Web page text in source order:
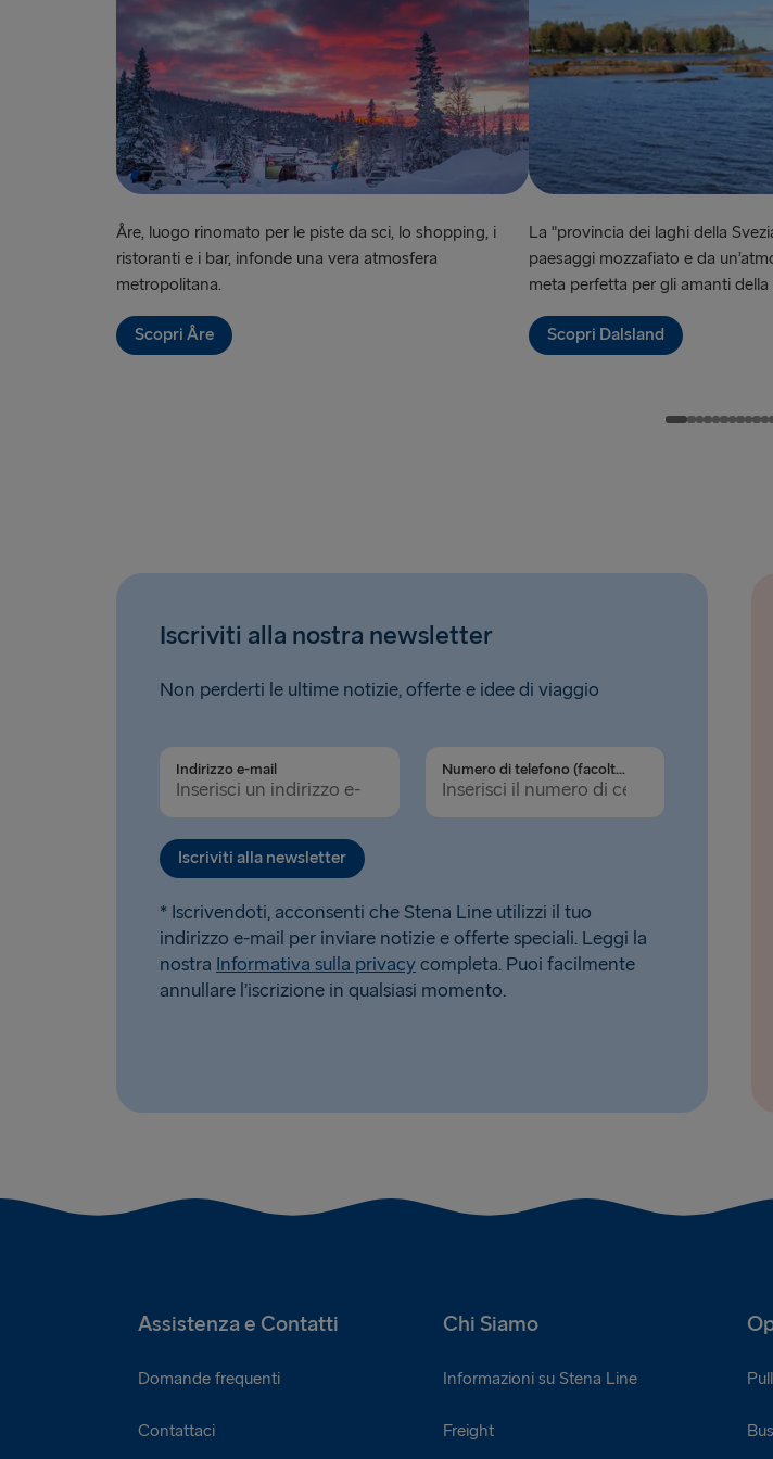
Åre, luogo rinomato per le piste da sci, lo shopping, i
ristoranti e i bar, infonde una vera atmosfera
metropolitana.
Scopri Åre
La "provincia dei laghi della
paesaggi mozzafiato e da
meta perfetta per gli amanti della
Scopri Dalsland
Iscriviti alla nostra newsletter
Non perderti le ultime notizie, offerte e idee di viaggio
Indirizzo e-mail Numero di telefono (facoltativo)
Iscriviti alla newsletter
* Iscrivendoti, acconsenti che Stena Line utilizzi il tuo
indirizzo e-mail per inviare notizie e offerte speciali. Leggi la
nostra Informativa sulla privacycompleta. Puoi facilmente
annullare l’iscrizione in qualsiasi momento.
Assistenza e Contatti Chi Siamo
Domande frequenti
Contattaci
Informazioni su Stena Line
Freight